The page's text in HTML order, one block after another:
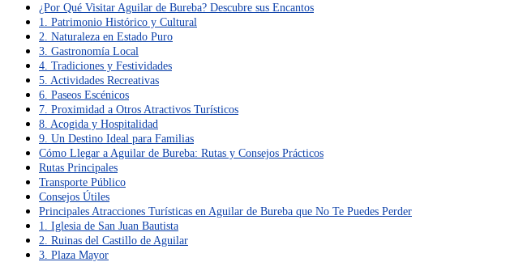
¿Por Qué Visitar Aguilar de Bureba? Descubre sus Encantos
1. Patrimonio Histórico y Cultural
2. Naturaleza en Estado Puro
3. Gastronomía Local
4. Tradiciones y Festividades
5. Actividades Recreativas
6. Paseos Escénicos
7. Proximidad a Otros Atractivos Turísticos
8. Acogida y Hospitalidad
9. Un Destino Ideal para Familias
Cómo Llegar a Aguilar de Bureba: Rutas y Consejos Prácticos
Rutas Principales
Transporte Público
Consejos Útiles
Principales Atracciones Turísticas en Aguilar de Bureba que No Te Puedes Perder
1. Iglesia de San Juan Bautista
2. Ruinas del Castillo de Aguilar
3. Plaza Mayor